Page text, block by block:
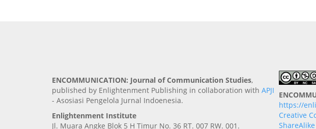
ENCOMMUNICATION: Journal of Communication Studies,
published by Enlightenment Publishing in collaboration with APJI
- Asosiasi Pengelola Jurnal Indoenesia.
Enlightenment Institute
Jl. Muara Angke Blok 5 H Timur No. 36 RT. 007 RW. 001.
https://
Creative